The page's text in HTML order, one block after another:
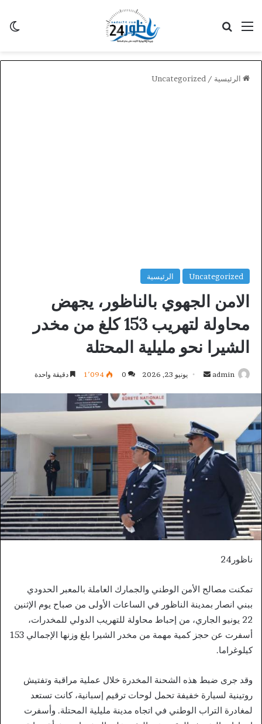
القائمة
الرئيسية /
Uncategorized
Uncategorized الرئيسية
الامن الجهوي بالناظور، يجهض
محاولة لتهريب 153 كلغ من مخدر
الشيرا نحو مليلية المحتلة
admin
أرسل يونيو 23, 2026 0 1٬094 دقيقة واحدة
ناظور24
تمكنت مصالح الأمن الوطني والجمارك العاملة بالمعبر الحدودي
ببني انصار بمدينة الناظور في الساعات الأولى من صباح يوم الإثنين
22 يونيو الجاري، من إحباط محاولة للتهريب الدولي للمخدرات،
أسفرت عن حجز كمية مهمة من مخدر الشيرا بلغ وزنها الإجمالي 153
كيلوغراما.
وقد جرى ضبط هذه الشحنة المخدرة خلال عملية مراقبة وتفتيش
روتينية لسيارة خفيفة تحمل لوحات ترقيم إسبانية، كانت تستعد
لمغادرة التراب الوطني في اتجاه مدينة مليلية المحتلة. وأسفرت